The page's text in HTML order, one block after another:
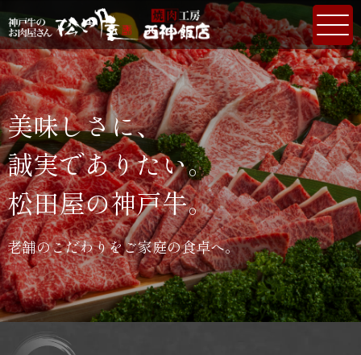
美味しさに、
誠実でありたい。
松田屋の神戸牛。
老舗のこだわりをご家庭の食卓へ。